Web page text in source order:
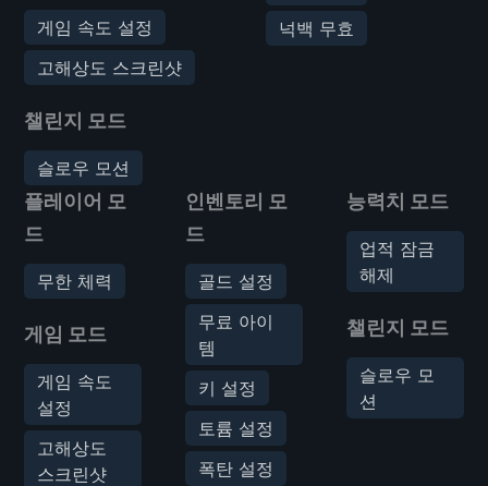
게임 속도 설정
고해상도 스크린샷
챌린지 모드
슬로우 모션
넉백 무효
플레이어 모
드
무한 체력
게임 모드
게임 속도
설정
고해상도
스크린샷
인벤토리 모
드
골드 설정
무료 아이
템
키 설정
토륨 설정
폭탄 설정
능력치 모드
업적 잠금
해제
챌린지 모드
슬로우 모
션